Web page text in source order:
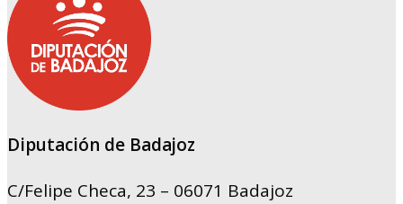
Diputación de Badajoz
C/Felipe Checa, 23 – 06071 Badajoz